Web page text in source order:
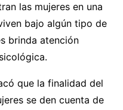
las mujeres en una
bajo algún tipo de
brinda atención
que la finalidad del
se den cuenta de